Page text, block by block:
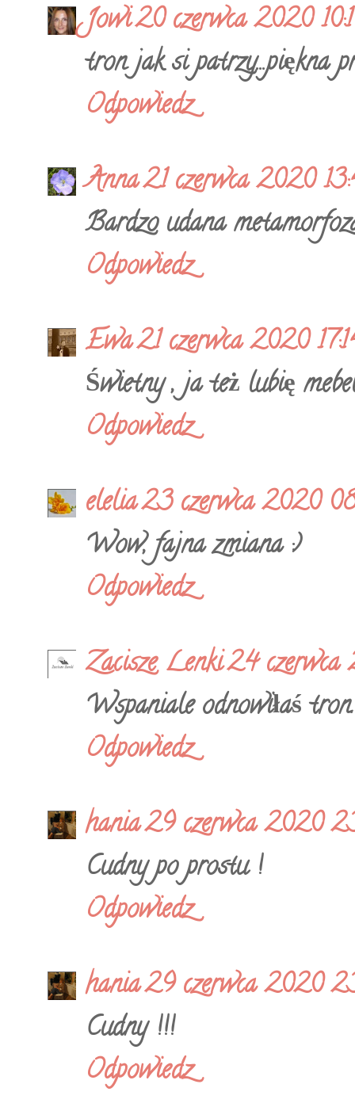
Jowi20 czerwca 2020
tron jak si patrzy...piękna
Odpowiedz
Anna21 czerwca 2020
Bardzo udana
Odpowiedz
Ewa21 czerwca 2020
Świetny , ja też lubię
Odpowiedz
elelia23 czerwca 2020
Wow, fajna zmiana :)
Odpowiedz
Zacisze Lenki24
Wspaniale odnowiłaś
Odpowiedz
hania29 czerwca 2020
Cudny po prostu !
Odpowiedz
hania29 czerwca 2020
Cudny !!!
Odpowiedz